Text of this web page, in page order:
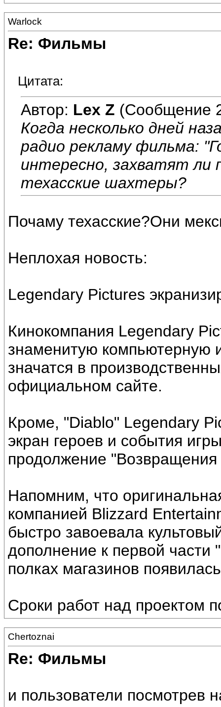
Warlock
Re: Фильмы
Цитата:
Автор: Lex Z (Сообщение
Когда несколько дней
радио рекламу фильма:
интересно, захватят ли
техасские шахтеры?
Почаму техасские?Они
Неплохая новость:
Legendary Pictures
Кинокомпания Legendary
знаменитую компьютерную
значатся в
официальном сайте.
Кроме, "Diablo" Legendary
экран героев и события
продолжение
Напомним, что
компанией Blizzard
быстро завоевала
дополнение к первой части
полках магазинов
Сроки работ над проектом
Chertoznai
Re: Фильмы
и пользователи посмотрев